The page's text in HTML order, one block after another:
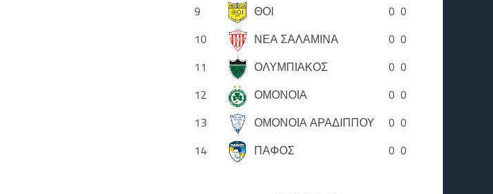
9
ΘΟΙ 0 0
10
ΝΕΑ ΣΑΛΑΜΙΝΑ 0 0
11
ΟΛΥΜΠΙΑΚΟΣ 0 0
12
ΟΜΟΝΟΙΑ 0 0
13
ΟΜΟΝΟΙΑ ΑΡΑΔΙΠΠΟΥ 0 0
14
ΠΑΦΟΣ 0 0